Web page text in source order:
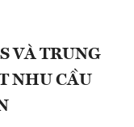
VÀ TRUNG
NHU CẦU